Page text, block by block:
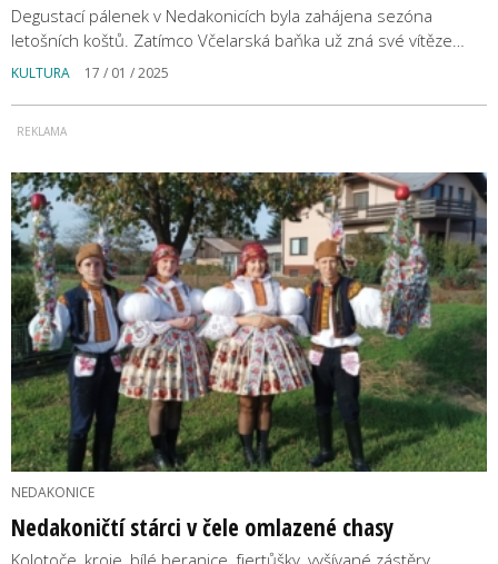
Degustací pálenek v Nedakonicích byla zahájena sezóna
letošních koštů. Zatímco Včelarská baňka už zná své vítěze…
KULTURA 17 / 01 / 2025
NEDAKONICE
Nedakoničtí stárci v čele omlazené chasy